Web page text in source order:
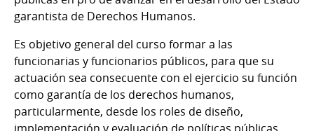
garantista de Derechos Humanos.
Es objetivo general del curso formar a las
funcionarias y funcionarios públicos, para que su
actuación sea consecuente con el ejercicio su función
como garantía de los derechos humanos,
particularmente, desde los roles de diseño,